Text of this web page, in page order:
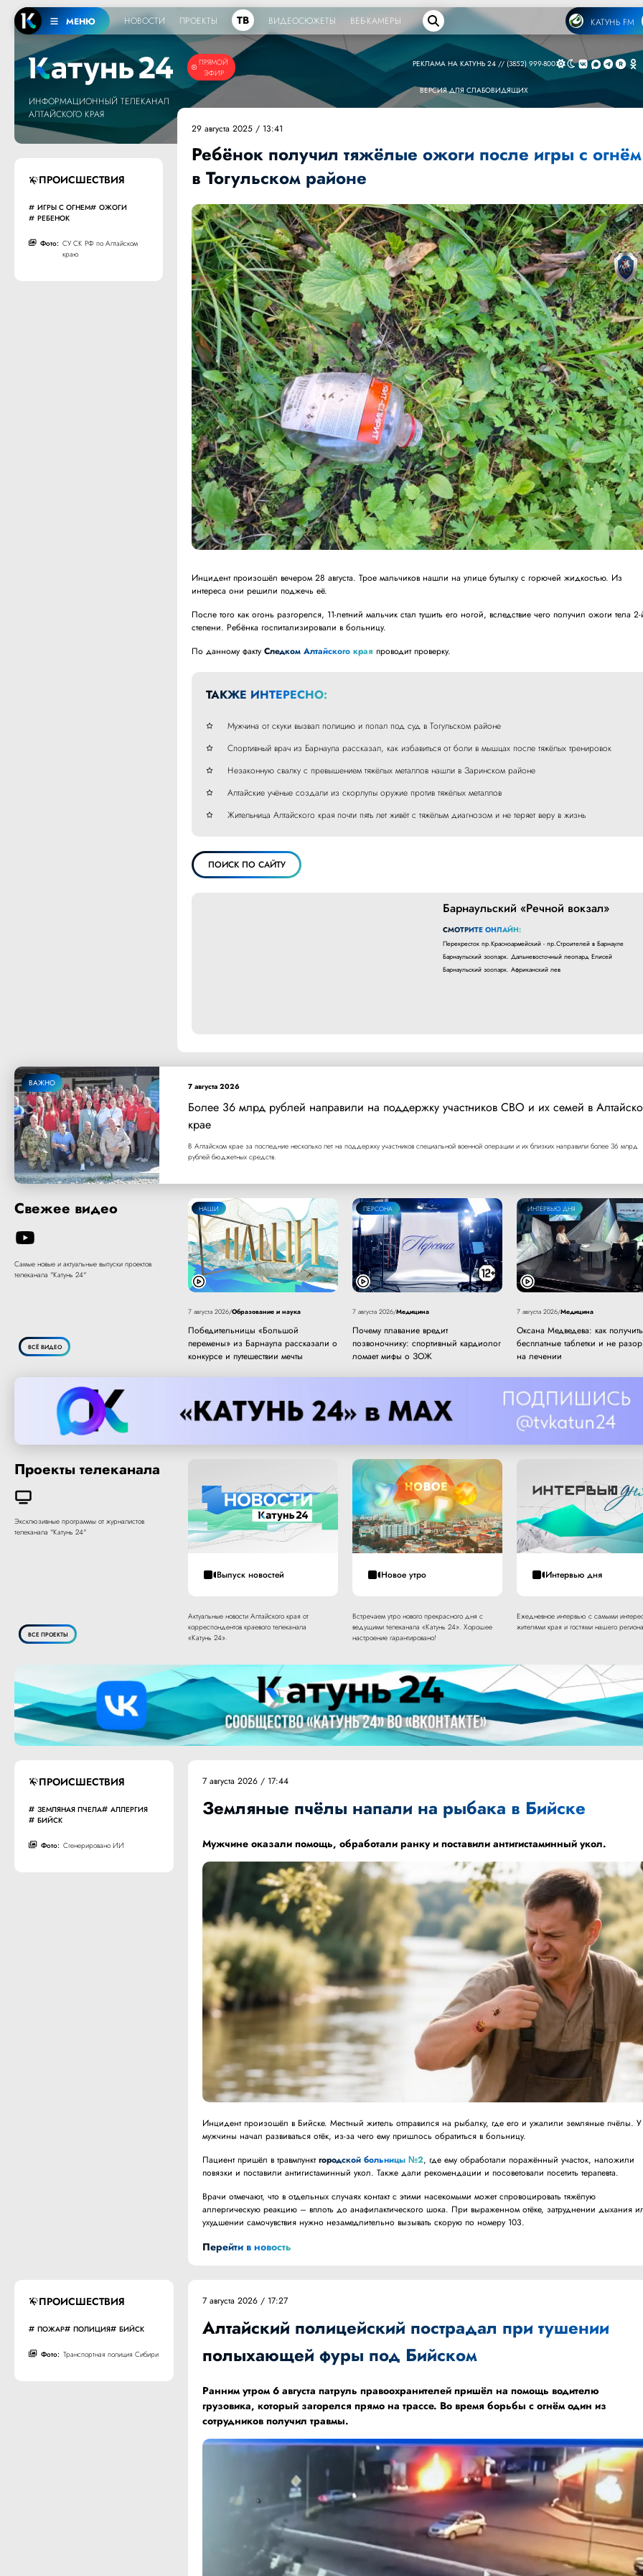
МЕНЮ НОВОСТИ ПРОЕКТЫ ТВ ВИДЕОСЮЖЕТЫ ВЕБ-КАМЕРЫ КАТУНЬ FM
ПРЯМОЙ
ЭФИР
ИНФОРМАЦИОННЫЙ ТЕЛЕКАНАЛ
АЛТАЙСКОГО КРАЯ
РЕКЛАМА НА КАТУНЬ 24 // (3852) 999-800
ВЕРСИЯ ДЛЯ СЛАБОВИДЯЩИХ
ПРОИСШЕСТВИЯ
ИГРЫ С ОГНЕМ
ОЖОГИ
РЕБЕНОК
Фото: СУ СК РФ по Алтайском
краю
29 августа 2025 / 13:41
Ребёнок получил тяжёлые ожоги после игры с огнём
в Тогульском районе
Инцидент произошёл вечером 28 августа. Трое мальчиков нашли на улице бутылку с горючей жидкостью. Из
интереса они решили поджечь её.
После того как огонь разгорелся, 11-летний мальчик стал тушить его ногой, вследствие чего получил ожоги тела
степени. Ребёнка госпитализировали в больницу.
По данному фактуСледком Алтайского края проводит проверку.
ТАКЖЕ ИНТЕРЕСНО:
Мужчина от скуки вызвал полицию и попал под суд в Тогульском районе
Спортивный врач из Барнаула рассказал, как избавиться от боли в мышцах после тяжёлых тренировок
Незаконную свалку с превышением тяжёлых металлов нашли в Заринском районе
Алтайские учёные создали из скорлупы оружие против тяжёлых металлов
Жительница Алтайского края почти пять лет живёт с тяжёлым диагнозом и не теряет веру в жизнь
ПОИСК ПО САЙТУ
Барнаульский «Речной вокзал»
СМОТРИТЕ ОНЛАЙН:
Перекресток пр.Красноармейский - пр.Строителей в Барнауле
Барнаульский зоопарк. Дальневосточный леопард Елисей
Барнаульский зоопарк. Африканский лев
ВАЖНО 7 августа 2026
Более 36 млрд рублей направили на поддержку участников СВО и их семей в
крае
В Алтайском крае за последние несколько лет на поддержку участников специальной военной операции и их близких направили более 36 млрд
рублей бюджетных средств.
Свежее видео
Самые новые и актуальные выпуски проектов
телеканала "Катунь 24"
ВСЁ ВИДЕО
НАШИ
7 августа 2026/Образование и наука
Победительницы «Большой
перемены» из Барнаула рассказали о
конкурсе и путешествии мечты
ПЕРСОНА
7 августа 2026/Медицина
Почему плавание вредит
позвоночнику: спортивный кардиолог
ломает мифы о ЗОЖ
ИНТЕРВЬЮ ДНЯ
7 августа 2026/Медицина
Оксана Медведева: как получить
бесплатные таблетки и не
на лечении
Проекты телеканала
Эксклюзивные программы от журналистов
телеканала "Катунь 24"
ВСЕ ПРОЕКТЫ
Выпуск новостей
Актуальные новости Алтайского края от
корреспондентов краевого телеканала
«Катунь 24».
Новое утро
Встречаем утро нового прекрасного дня с
ведущими телеканала «Катунь 24». Хорошее
настроение гарантировано!
Интервью дня
Ежедневное интервью с самыми
жителями края и гостями нашего
ПРОИСШЕСТВИЯ
ЗЕМЛЯНАЯ ПЧЕЛА
АЛЛЕРГИЯ
БИЙСК
Фото: Сгенерировано ИИ
7 августа 2026 / 17:44
Земляные пчёлы напали на рыбака в Бийске
Мужчине оказали помощь, обработали ранку и поставили антигистаминный укол.
Инцидент произошёл в Бийске. Местный житель отправился на рыбалку, где его и ужалили земляные пчёлы. У
мужчины начал развиваться отёк, из-за чего ему пришлось обратиться в больницу.
Пациент пришёл в травмпунктгородской больницы №2, где ему обработали поражённый участок, наложили
повязки и поставили антигистаминный укол. Также дали рекомендации и посоветовали посетить терапевта.
Врачи отмечают, что в отдельных случаях контакт с этими насекомыми может спровоцировать тяжёлую
аллергическую реакцию – вплоть до анафилактического шока. При выраженном отёке, затруднении дыхания
ухудшении самочувствия нужно незамедлительно вызывать скорую по номеру 103.
Перейти в новость
ПРОИСШЕСТВИЯ
ПОЖАР ПОЛИЦИЯ БИЙСК
Фото: Транспортная полиция Сибири
7 августа 2026 / 17:27
Алтайский полицейский пострадал при тушении
полыхающей фуры под Бийском
Ранним утром 6 августа патруль правоохранителей пришёл на помощь водителю
грузовика, который загорелся прямо на трассе. Во время борьбы с огнём один из
сотрудников получил травмы.